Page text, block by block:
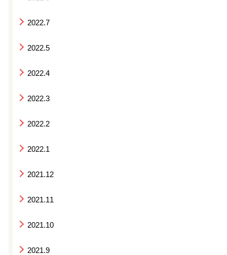
2022.7
2022.5
2022.4
2022.3
2022.2
2022.1
2021.12
2021.11
2021.10
2021.9